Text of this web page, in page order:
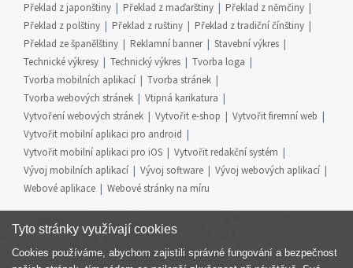
Překlad z japonštiny
Překlad z maďarštiny
Překlad z němčiny
Překlad z polštiny
Překlad z ruštiny
Překlad z tradiční čínštiny
Překlad ze španělštiny
Reklamní banner
Stavební výkres
Technické výkresy
Technický výkres
Tvorba loga
Tvorba mobilních aplikací
Tvorba stránek
Tvorba webových stránek
Vtipná karikatura
Vytvoření webových stránek
Vytvořit e-shop
Vytvořit firemní web
Vytvořit mobilní aplikaci pro android
Vytvořit mobilní aplikaci pro iOS
Vytvořit redakční systém
Vývoj mobilních aplikací
Vývoj software
Vývoj webových aplikací
Webové aplikace
Webové stránky na míru
Tyto stránky využívají cookies
Cookies používáme, abychom zajistili správné fungování a bezpečnost